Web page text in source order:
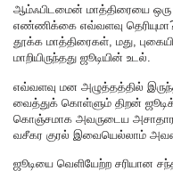
ஆம்ஃபிடமைன் மாத்திரையை
எண்ணிக்கை எவ்வளவு
தூக்க மாத்திரைகள், மது,
மாறியிருந்தது ஜூடியின் உடல்.
எவ்வளவு மன அழுத்தத்தில்
வைத்துக் கொள்ளும் திறன்
கொஞ்சமாக அவருடைய
வசீகர குரல் இவையெல்லாம்
ஜூடியை வெளியேற்ற சரியான